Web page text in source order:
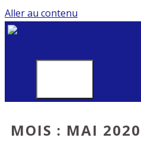
Aller au contenu
MOIS : MAI 2020